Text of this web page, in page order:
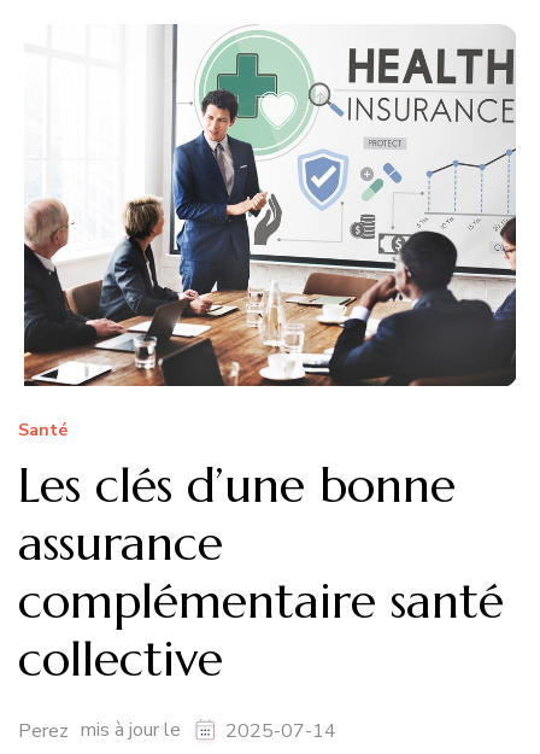
Santé
Les clés d’une bonne
assurance
complémentaire santé
collective
Perez mis à jour le 2025-07-14